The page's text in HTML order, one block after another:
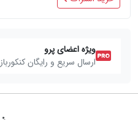
ویژه اعضای پرو
ارسال سریع و رایگان کنکورباز